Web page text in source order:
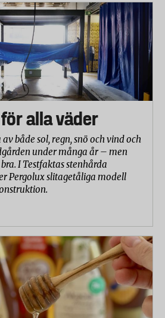
alla väder
både sol, regn, snö och vind och
under många år – men
I Testfaktas stenhårda
Pergolux slitagetåliga modell